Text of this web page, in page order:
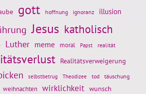
gott hoffnung ignoranz illusion
Jesus katholisch
Luther meme moral Papst realität
Realitätsverweigerung
selbstbetrug Theodizee tod täuschung
weihnachten wirklichkeit wunsch